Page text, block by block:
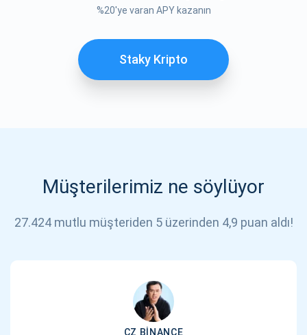
%20'ye varan APY kazanın
Staky Kripto
Müşterilerimiz ne söylüyor
27.424 mutlu müşteriden 5 üzerinden 4,9 puan aldı!
CZ BINANCE
ABONE OL